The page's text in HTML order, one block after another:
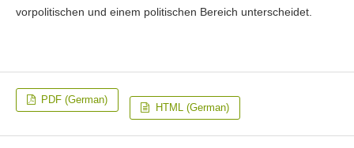
vorpolitischen und einem politischen Bereich unterscheidet.
PDF (German)
HTML (German)